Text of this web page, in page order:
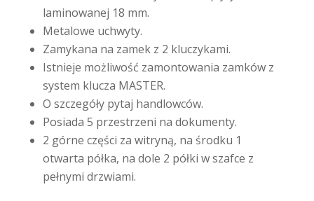
laminowanej 18 mm.
Metalowe uchwyty.
Zamykana na zamek z 2 kluczykami.
Istnieje możliwość zamontowania zamków z
system klucza MASTER.
O szczegóły pytaj handlowców.
Posiada 5 przestrzeni na dokumenty.
2 górne części za witryną, na środku 1
otwarta półka, na dole 2 półki w szafce z
pełnymi drzwiami.